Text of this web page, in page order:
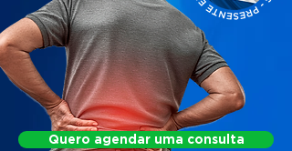
Quero agendar uma consulta